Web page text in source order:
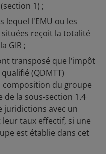
1) ;
lequel l'EMU ou les
reçoit la totalité
GIR ;
transposé que l'impôt
(QDMTT)
composition du groupe
de la sous-section 1.4
juridictions avec un
taux effectif, si une
est établie dans cet